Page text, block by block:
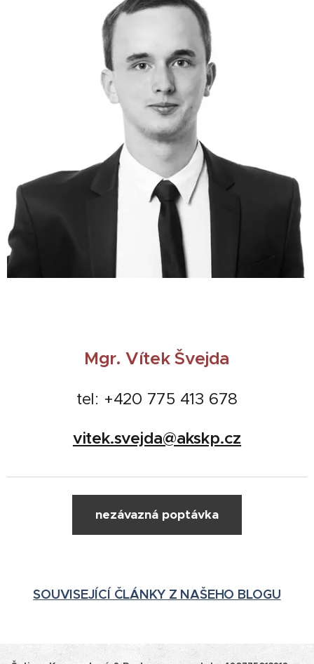
Mgr. Vítek Švejda
tel: +420 775 413 678
vitek.svejda@akskp.cz
nezávazná poptávka
SOUVISEJÍCÍ ČLÁNKY Z NAŠEHO BLOGU